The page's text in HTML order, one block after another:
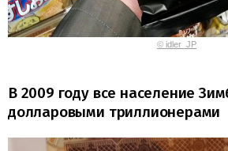
© idler_JP
В 2009 году все население
долларовыми триллионерами